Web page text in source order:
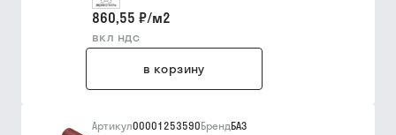
860,55 ₽/м2
вкл ндс
в корзину
Артикул00001253590БрендБАЗ